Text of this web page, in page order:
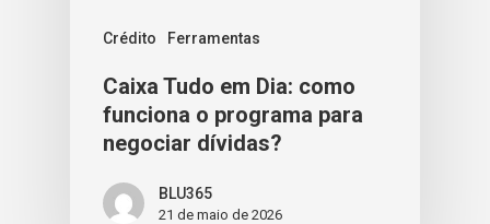
Crédito Ferramentas
Caixa Tudo em Dia: como
funciona o programa para
negociar dívidas?
BLU365
21 de maio de 2026